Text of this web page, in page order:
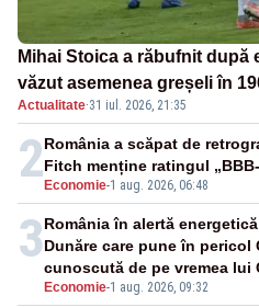
Mihai Stoica a răbufnit după
văzut asemenea greșeli în
Actualitate·31 iul. 2026, 21:35
2 Economie-1 aug. 2026, 06:48
România a scăpat de
Fitch menține ratingul
3
Economie-1 aug. 2026, 09:32
România în alertă
Dunăre care pune în pericol
cunoscută de pe vremea lui